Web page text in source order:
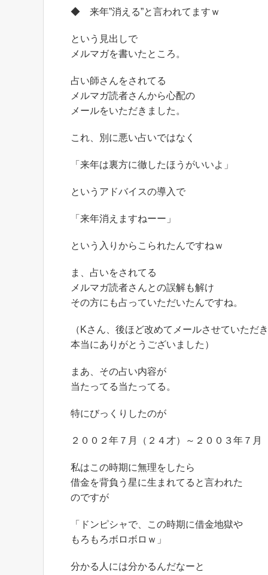
◆ 来年”消える”と言われてますｗ
という見出しで
メルマガを書いたところ。
占い師さんをされてる
メルマガ読者さんから心配の
メールをいただきました。
これ、別に悪い占いではなく
「来年は裏方に徹したほうがいいよ」
というアドバイスの導入で
「来年消えますねーー」
という入りからこられたんですねｗ
ま、占いをされてる
メルマガ読者さんとの誤解も解け
その方にも占っていただいたんですね。
（Kさん、後ほど改めてメールさせていただ
本当にありがとうございました）
まあ、その占い内容が
当たってる当たってる。
特にびっくりしたのが
２００２年７月（２４才）～２００３年７月
私はこの時期に無理をしたら
借金を背負う星に生まれてると言われた
のですが
「ドンピシャで、この時期に借金地獄や
もろもろボロボロｗ」
分かる人には分かるんだなーと